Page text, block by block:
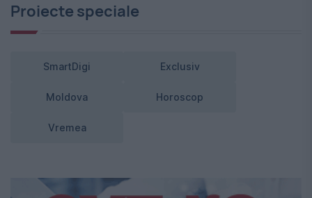
Proiecte speciale
SmartDigi Exclusiv
Moldova Horoscop
Vremea